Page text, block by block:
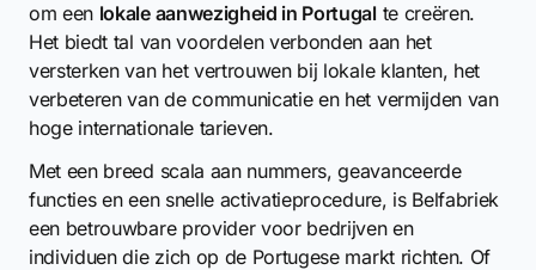
om een lokale aanwezigheid in Portugalte creëren.
Het biedt tal van voordelen verbonden aan het
versterken van het vertrouwen bij lokale klanten, het
verbeteren van de communicatie en het vermijden van
hoge internationale tarieven.
Met een breed scala aan nummers, geavanceerde
functies en een snelle activatieprocedure, is Belfabriek
een betrouwbare provider voor bedrijven en
individuen die zich op de Portugese markt richten. Of